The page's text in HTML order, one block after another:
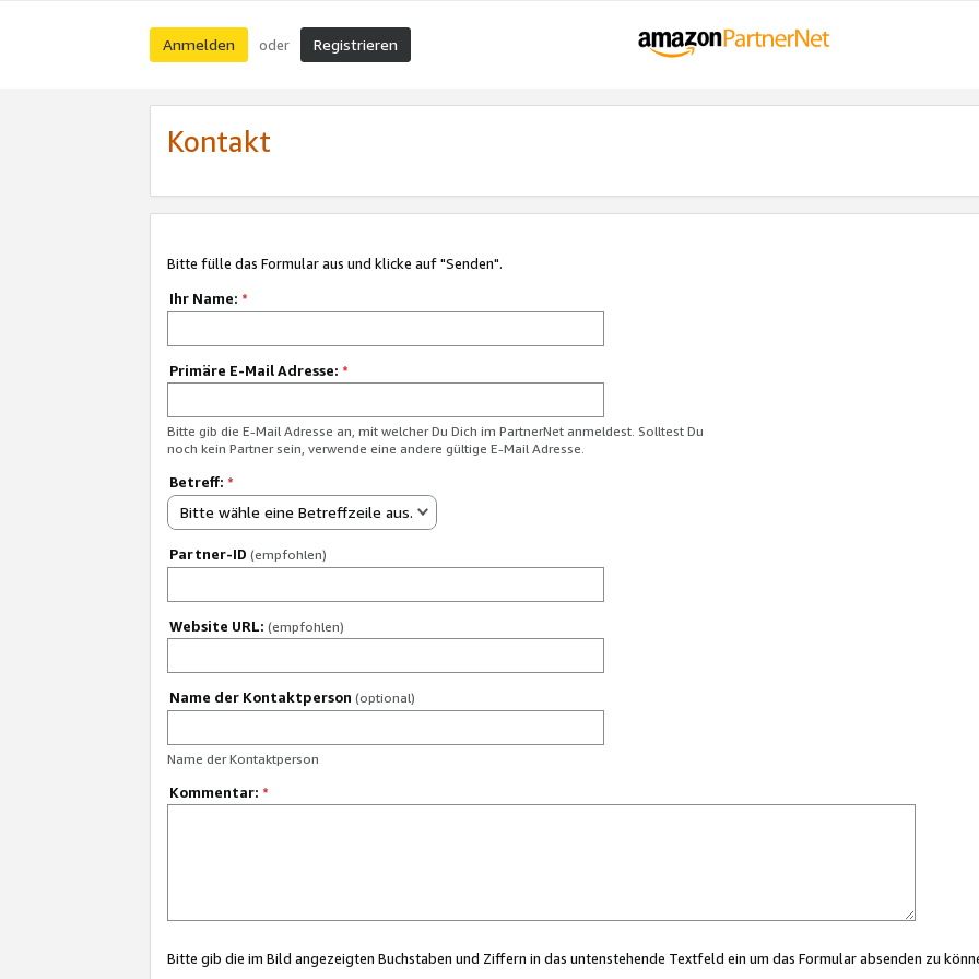
Anmelden oder Registrieren
Kontakt
Bitte fülle das Formular aus und klicke auf "Senden".
Ihr Name: *
Primäre E-Mail Adresse: *
Bitte gib die E-Mail Adresse an, mit welcher Du Dich im PartnerNet anmeldest. Solltest Du
noch kein Partner sein, verwende eine andere gültige E-Mail Adresse.
Betreff: *
Bitte wähle eine Betreffzeile aus.
Partner-ID (empfohlen)
Website URL: (empfohlen)
Name der Kontaktperson (optional)
Name der Kontaktperson
Kommentar: *
Bitte gib die im Bild angezeigten Buchstaben und Ziffern in das untenstehende Textfeld ein um das Formular absenden zu